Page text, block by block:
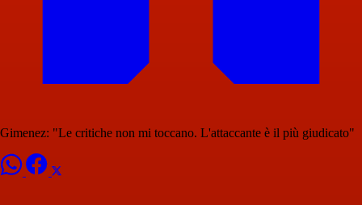
Gimenez: "Le critiche non mi toccano. L'attaccante è il più giudicato"